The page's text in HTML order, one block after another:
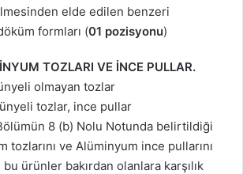
elde edilen benzeri
formları (01 pozisyonu)
TOZLARI VE İNCE PULLAR.
olmayan tozlar
tozlar, ince pullar
8 (b) Nolu Notunda belirtildiği
tozlarını ve Alüminyum ince pullarını
ürünler bakırdan olanlara karşılık